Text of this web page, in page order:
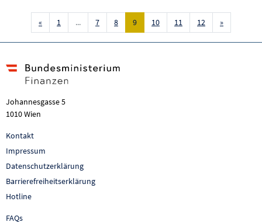
« Vorige Seite
1 ... 7 8 9 10 11 12 »Nächste
Johannesgasse 5
1010 Wien
Kontakt
Impressum
Datenschutzerklärung
Barrierefreiheitserklärung
Hotline
FAQs